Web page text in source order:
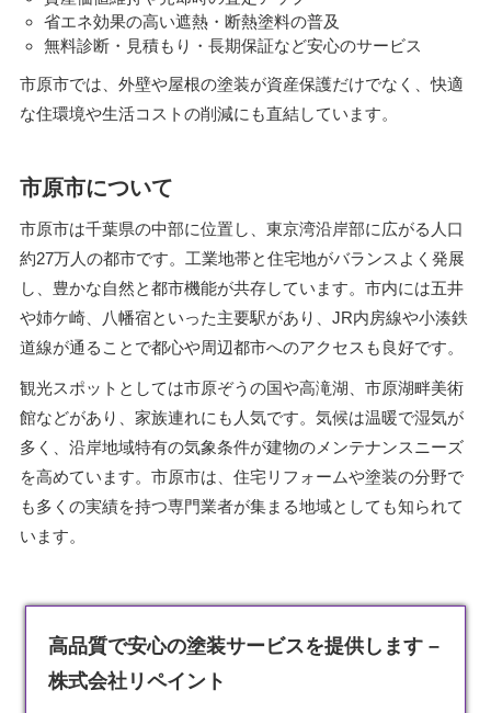
省エネ効果の高い遮熱・断熱塗料の普及
無料診断・見積もり・長期保証など安心のサービス
市原市では、外壁や屋根の塗装が資産保護だけでなく、快適
な住環境や生活コストの削減にも直結しています。
市原市について
市原市は千葉県の中部に位置し、東京湾沿岸部に広がる人口
約27万人の都市です。工業地帯と住宅地がバランスよく発展
し、豊かな自然と都市機能が共存しています。市内には五井
や姉ケ崎、八幡宿といった主要駅があり、JR内房線や小湊鉄
道線が通ることで都心や周辺都市へのアクセスも良好です。
観光スポットとしては市原ぞうの国や高滝湖、市原湖畔美術
館などがあり、家族連れにも人気です。気候は温暖で湿気が
多く、沿岸地域特有の気象条件が建物のメンテナンスニーズ
を高めています。市原市は、住宅リフォームや塗装の分野で
も多くの実績を持つ専門業者が集まる地域としても知られて
います。
高品質で安心の塗装サービスを提供します –
株式会社リペイント